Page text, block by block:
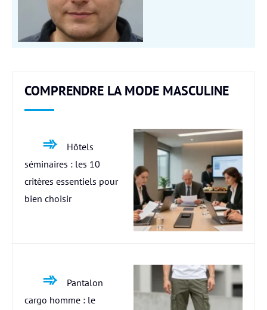
COMPRENDRE LA MODE MASCULINE
Hôtels
séminaires : les 10
critères essentiels pour
bien choisir
Pantalon
cargo homme : le